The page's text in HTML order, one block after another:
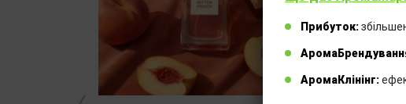
Прибуток:
АромаКлінінг: